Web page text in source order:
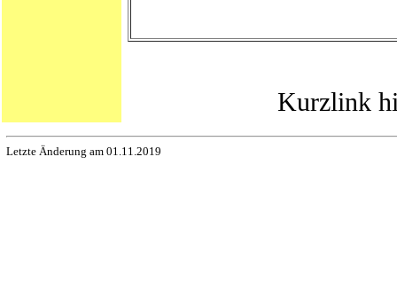
Kurzlink
Letzte Änderung am 01.11.2019